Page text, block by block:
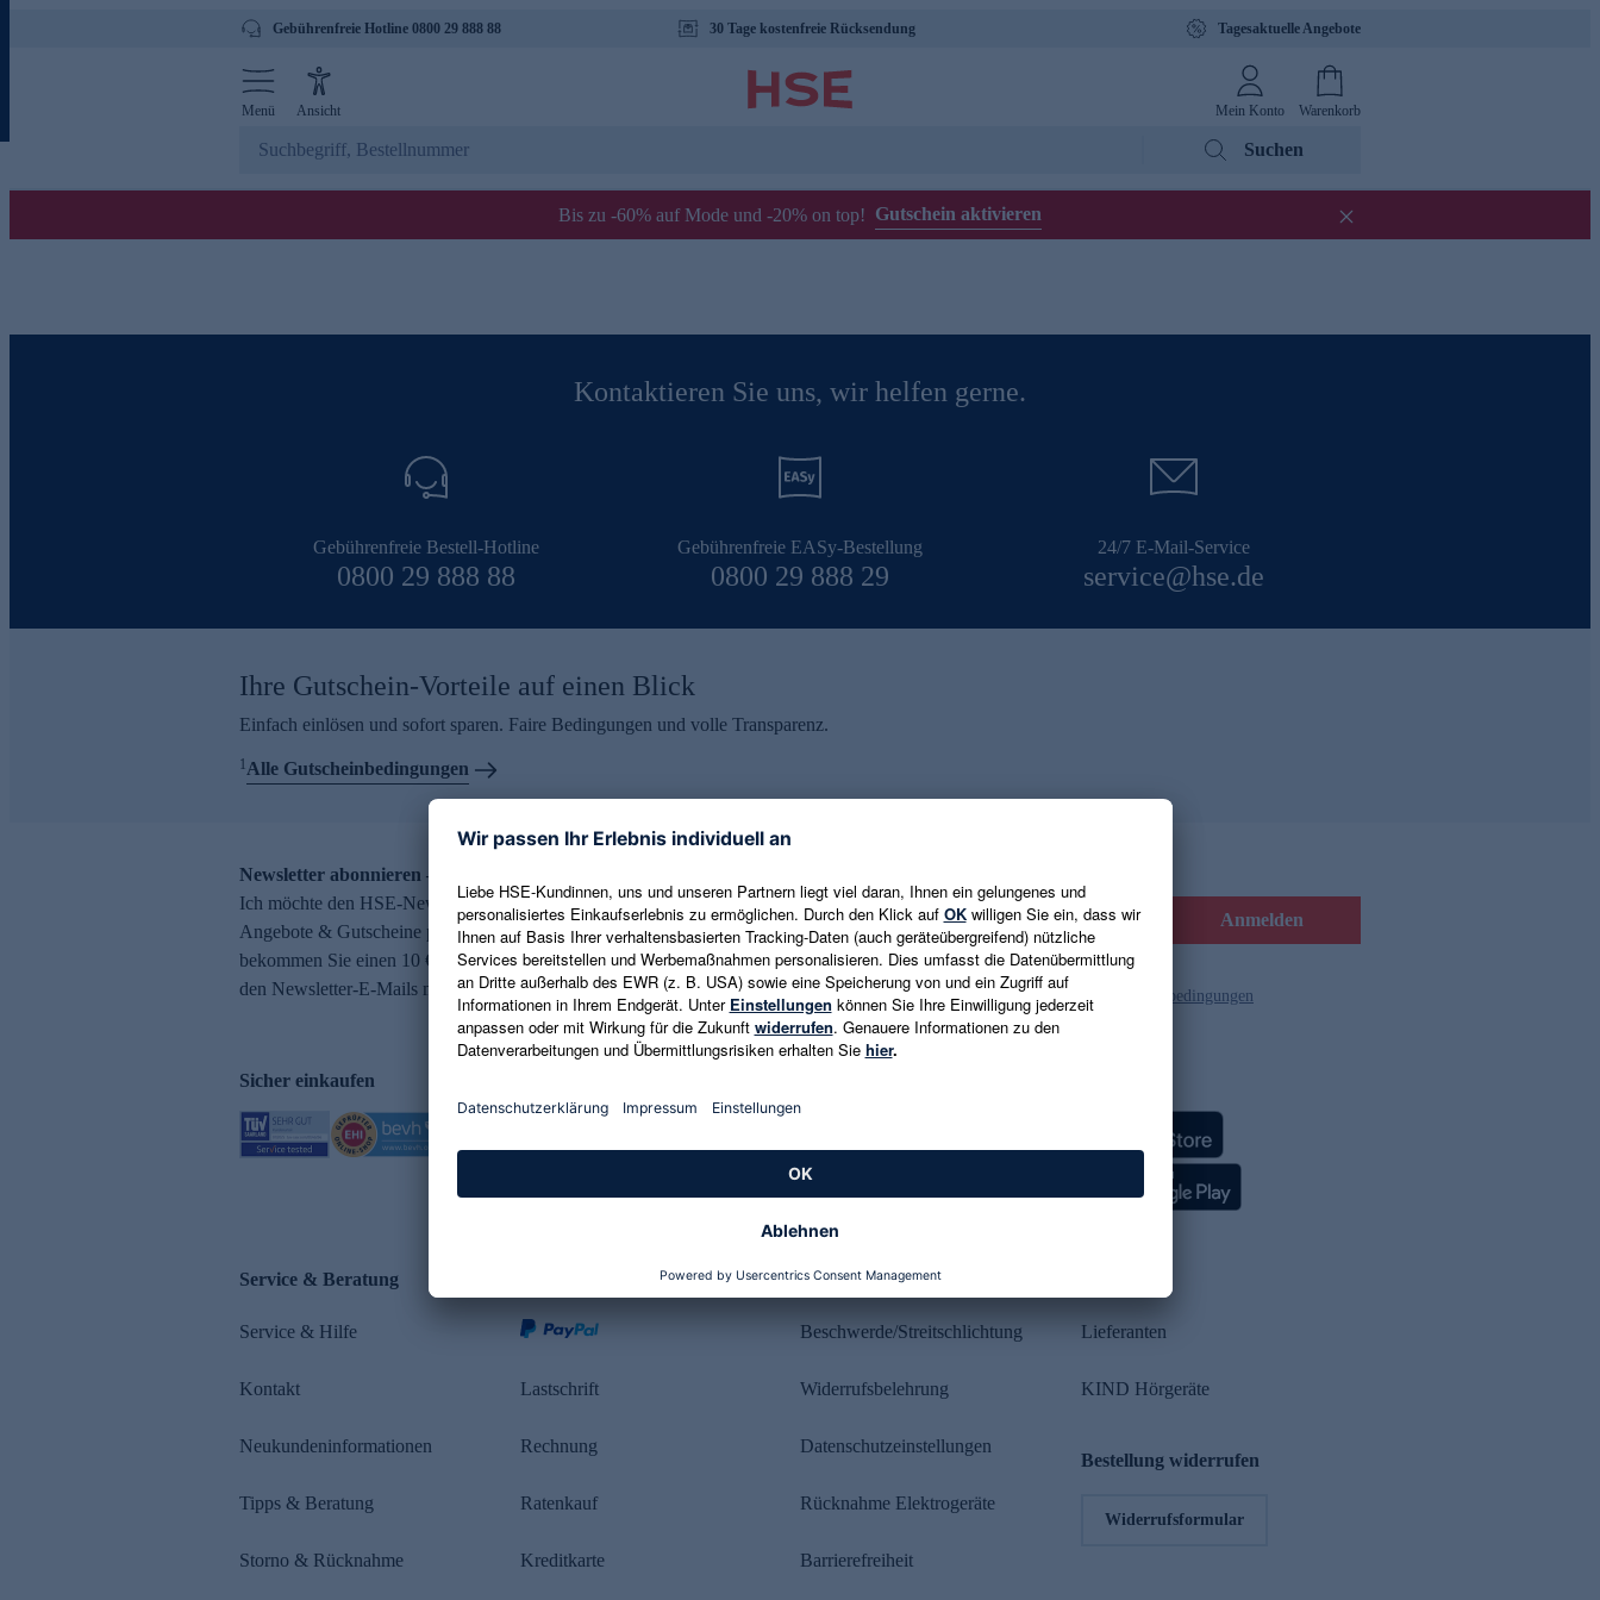
Gebührenfreie Hotline 0800 29 888 88 30 Tage kostenfreie Rücksendung Tagesaktuelle Angebote
Menü Ansicht Mein Konto Warenkorb
Suchen
Bis zu -60% auf Mode und -20% on top! Gutschein aktivieren
Kontaktieren Sie uns, wir helfen gerne.
Gebührenfreie Bestell-Hotline
0800 29 888 88
Gebührenfreie EASy-Bestellung
0800 29 888 29
24/7 E-Mail-Service
service@hse.de
Ihre Gutschein-Vorteile auf einen Blick
Einfach einlösen und sofort sparen. Faire Bedingungen und volle Transparenz.
1Alle Gutscheinbedingungen
Newsletter abonnieren – 10 € Gutschein erhalten
Ich möchte den HSE-Newsletter abonnieren und aktuelle Trends,
Angebote & Gutscheine per E-Mail erhalten. Als Dankeschön
bekommen Sie einen 10 € Gutschein. Eine Abmeldung ist jederzeit in
den Newsletter-E-Mails möglich.
E-Mail-Adresse eingeben Anmelden
Es gelten die Datenschutzrichtlinien und die Gutscheinbedingungen
Sicher einkaufen
Service & Beratung
Service & Hilfe
Kontakt
Neukundeninformationen
Tipps & Beratung
Storno & Rücknahme
Lastschrift
Rechnung
Ratenkauf
Kreditkarte
Rechtliches
Beschwerde/Streitschlichtung
Widerrufsbelehrung
Datenschutzeinstellungen
Rücknahme Elektrogeräte
Barrierefreiheit
Lieferanten
KIND Hörgeräte
Bestellung widerrufen
Widerrufsformular